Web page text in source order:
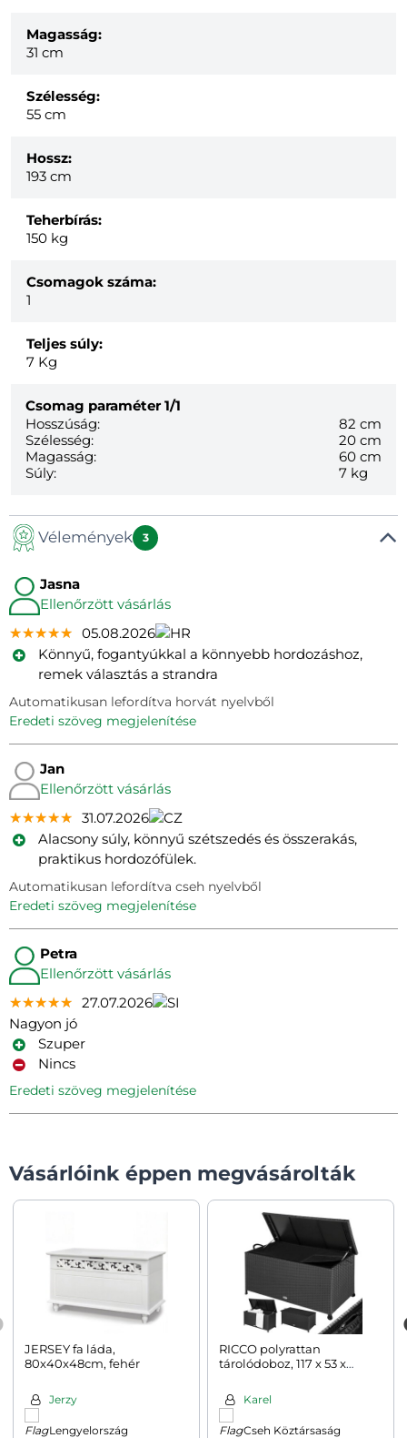
Magasság:
31 cm
Szélesség:
55 cm
Hossz:
193 cm
Teherbírás:
150 kg
Csomagok száma:
1
Teljes súly:
7 Kg
Csomag paraméter 1/1
Hosszúság:
82 cm
Szélesség:
20 cm
Magasság:
60 cm
Súly:
7 kg
Vélemények 3
Jasna
Ellenőrzött vásárlás
★★★★★
★★★★★
★★★★★ 05.08.2026
Könnyű, fogantyúkkal a könnyebb hordozáshoz,
remek választás a strandra
Automatikusan lefordítva horvát nyelvből
eredeti szöveg megjelenítése
Jan
Ellenőrzött vásárlás
★★★★★
★★★★★
★★★★★ 31.07.2026
Alacsony súly, könnyű szétszedés és összerakás,
praktikus hordozófülek.
Automatikusan lefordítva cseh nyelvből
eredeti szöveg megjelenítése
Petra
Ellenőrzött vásárlás
★★★★★
★★★★★
★★★★★ 27.07.2026
Nagyon jó
Szuper
Nincs
eredeti szöveg megjelenítése
Vásárlóink éppen megvásárolták
JERSEY fa láda,
80x40x48cm, fehér
Jerzy
Lengyelország
RICCO polyrattan
tárolódoboz, 117 x 53 x
Karel
Cseh Köztársaság